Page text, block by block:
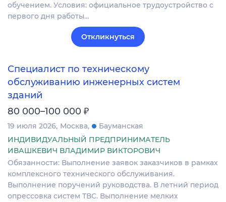
обучением. Условия: официальное трудоустройство с
первого дня работы…
Откликнуться
Специалист по техническому
обслуживанию инженерных систем
зданий
80 000–100 000 ₽
19 июля 2026 Москва
Бауманская
ИНДИВИДУАЛЬНЫЙ ПРЕДПРИНИМАТЕЛЬ
ИВАШКЕВИЧ ВЛАДИМИР ВИКТОРОВИЧ
Обязанности: Выполнение заявок заказчиков в рамках
комплексного технического обслуживания.
Выполнение поручений руководства. В летний период
опрессовка систем ТВС. Выполнение мелких